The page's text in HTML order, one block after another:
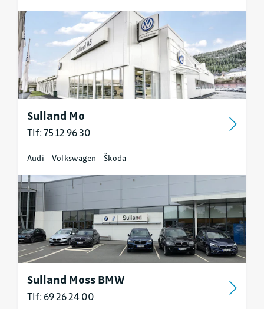
Sulland Mo
Tlf: 75 12 96 30
Audi Volkswagen Škoda
Sulland Moss BMW
Tlf: 69 26 24 00